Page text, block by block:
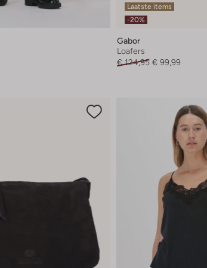
Laatste items
-20%
Gabor
Loafers
€ 124,95 € 99,99